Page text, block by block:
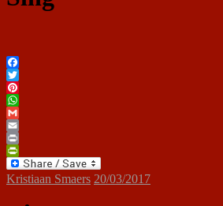
Facebook
Twitter
Pinterest
WhatsApp
Gmail
Email
Print
PrintFriendly
Kristiaan Smaers 20/03/2017